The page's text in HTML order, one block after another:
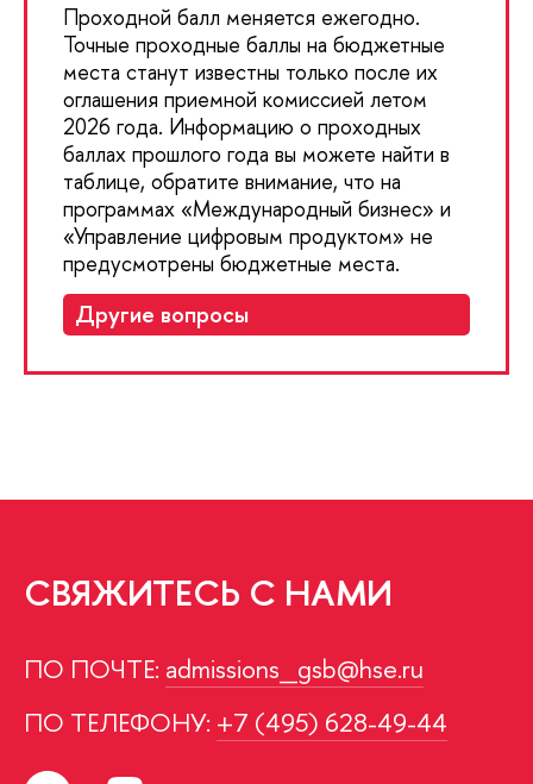
Проходной балл меняется ежегодно.
Точные проходные баллы на бюджетные
места станут известны только после их
оглашения приемной комиссией летом
2026 года. Информацию о проходных
баллах прошлого года вы можете найти в
таблице, обратите внимание, что на
программах «Международный бизнес» и
«Управление цифровым продуктом» не
предусмотрены бюджетные места.
Другие вопросы
СВЯЖИТЕСЬ С НАМИ
ПО ПОЧТЕ: admissions_gsb@hse.ru
ПО ТЕЛЕФОНУ: +7 (495) 628-49-44